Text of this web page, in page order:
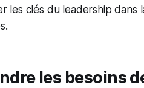
les clés du leadership dans
les besoins